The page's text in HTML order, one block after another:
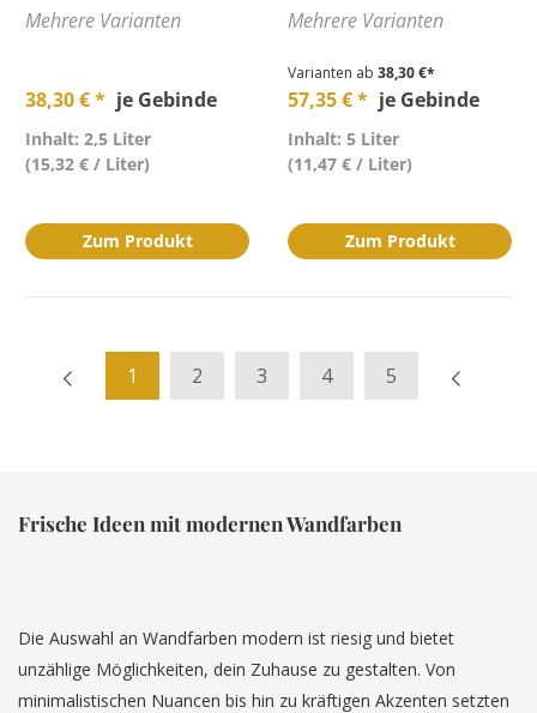
Mehrere Varianten
38,30 € * je Gebinde
Inhalt: 2,5 Liter
(15,32 € / Liter)
Zum Produkt
Mehrere Varianten
Varianten ab 38,30 €*
57,35 € * je Gebinde
Inhalt: 5 Liter
(11,47 € / Liter)
Zum Produkt
1 2 3 4 5
Frische Ideen mit modernen Wandfarben
Die Auswahl an Wandfarben modern ist riesig und bietet
unzählige Möglichkeiten, dein Zuhause zu gestalten. Von
minimalistischen Nuancen bis hin zu kräftigen Akzenten setzten